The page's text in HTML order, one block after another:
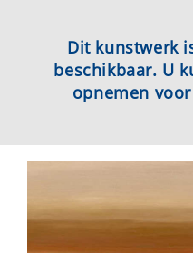
Dit kunstwerk
beschikbaar. U
opnemen